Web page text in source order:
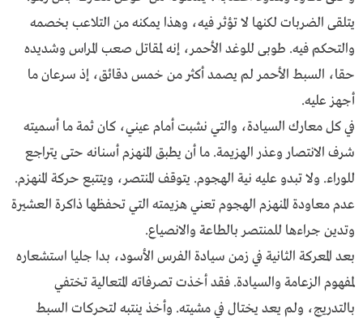
يتلقى الضربات لكنها لا تؤثر فيه، وهذا يمكنه من التلاعب بخصمه
والتحكم فيه. طوبى للوغد الأحمر، إنه لمقاتل صعب المراس وشديده
حقا، السبط الأحمر لم يصمد أكثر من خمس دقائق، إذ سرعان ما
أجهز عليه.
في كل معارك السيادة، والتي نشبت أمام عيني، كان ثمة ما أسميته
شرف الانتصار وعذر الهزيمة. ما أن يطبق المنهزم أسنانه حتى يتراجع
للوراء. ولا تبدو عليه نية الهجوم. يتوقف المنتصر، ويتتبع حركة المنهزم.
عدم معاودة المنهزم الهجوم تعني هزيمته التي تحفظها ذاكرة العشيرة
وتدين جراءها للمنتصر بالطاعة والانصياع.
بعد المعركة الثانية في زمن سيادة الفرس الأسود، بدا جليا استشعاره
لمفهوم الزعامة والسيادة. فقد أخذت تصرفاته المتعالية تختفي
بالتدريج، ولم يعد يختال في مشيته. وأخذ ينتبه لتحركات السبط